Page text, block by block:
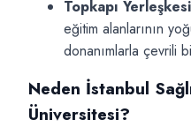
Topkapı
eğitim alanlarının
donanımlarla çevrili
Neden İstanbul
Üniversitesi?